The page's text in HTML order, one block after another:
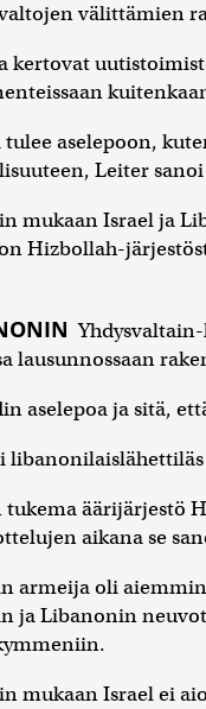
välittämien
kertovat
tulee aselepoon,
Leiter
mukaan Israel ja
Hizbollah-
lausunnossaan
aselepoa ja sitä,
äärijärjestö
aikana se
armeija oli
ja Libanonin
mukaan Israel ei